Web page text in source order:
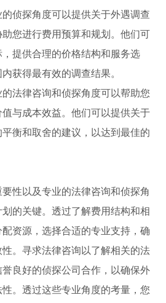
侦探角度可以提供关于外遇调查
您进行费用预算和规划。他们可
提供合理的价格结构和服务选
获得最有效的调查结果。
法律咨询和侦探角度可以帮助您
与成本效益。他们可以提供关于
衡和取舍的建议，以达到最佳的
性以及专业的法律咨询和侦探角
的关键。透过了解费用结构和相
资源，选择合适的专业支持，确
。寻求法律咨询以了解相关的法
良好的侦探公司合作，以确保外
。透过这些专业角度的考量，您